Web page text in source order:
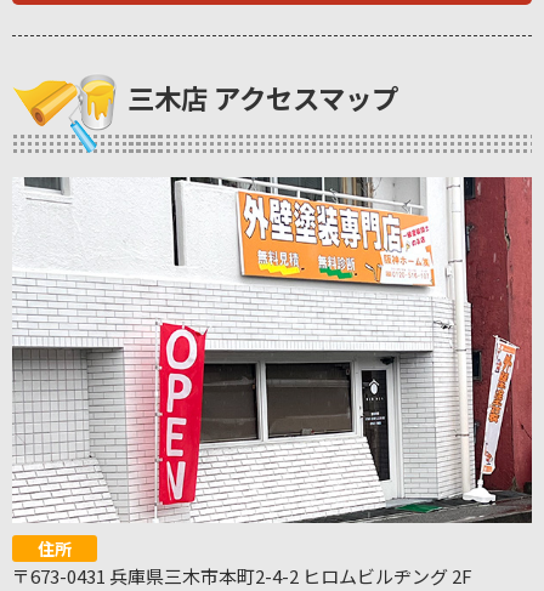
三木店 アクセスマップ
住所
〒673-0431 兵庫県三木市本町2-4-2 ヒロムビルヂング 2F